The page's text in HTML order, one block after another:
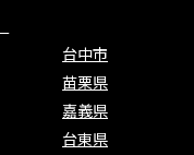
台中市
苗栗県
嘉義県
台東県